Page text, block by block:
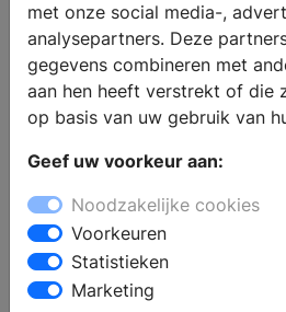
Haard of kachel
Hiaure
Bezoek een haardenspecialist
bekijk alle soorten haarden in
specialist zal u graag
haard toegepast op uw
over een vakkundige installatie
Laat u informeren over de
met onze social media-,
analysepartners. Deze
gegevens combineren met
aan hen heeft verstrekt of die
op basis van uw gebruik van
Geef uw voorkeur aan:
Noodzakelijke cookies
Voorkeuren
Statistieken
Marketing